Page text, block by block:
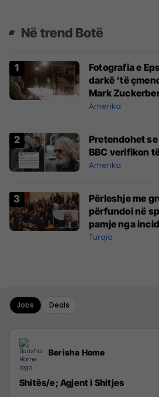
Në trend Botë
Fotografia e
darkë ‘të
Mark
vitin 2015
Amerika
Pretendohet
BBC verifikon
Amerika
Përleshje me
përfundoi në
pamje nga
e Turqisë
Turqia
Jobs Deals
Berisha Home
Shitës/e; Agjent i Shitjes